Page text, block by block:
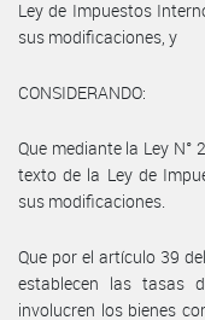
Ley de Impuestos
sus modificaciones, y
CONSIDERANDO:
Que mediante la Ley
texto de la Ley de
sus modificaciones.
Que por el artículo 39
establecen las tasas
involucren los bienes